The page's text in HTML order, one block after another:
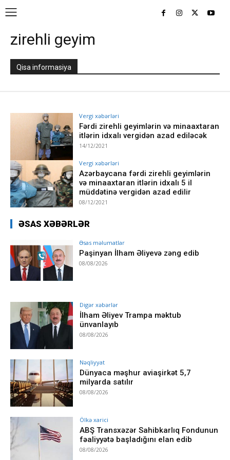
zirehli geyim
Qisa informasiya
Vergi xəbərləri
Fərdi zirehli geyimlərin və minaaxtaran
itlərin idxalı vergidən azad ediləcək
14/12/2021
Vergi xəbərləri
Azərbaycana fərdi zirehli geyimlərin
və minaaxtaran itlərin idxalı 5 il
müddətinə vergidən azad edilir
08/12/2021
ƏSAS XƏBƏRLƏR
Əsas məlumatlar
Paşinyan İlham Əliyevə zəng edib
08/08/2026
Digər xəbərlər
İlham Əliyev Trampa məktub
ünvanlayıb
08/08/2026
Nəqliyyat
Dünyaca məşhur aviaşirkət 5,7
milyarda satılır
08/08/2026
Ölkə xarici
ABŞ Transxəzər Sahibkarlıq Fondunun
fəaliyyətə başladığını elan edib
08/08/2026